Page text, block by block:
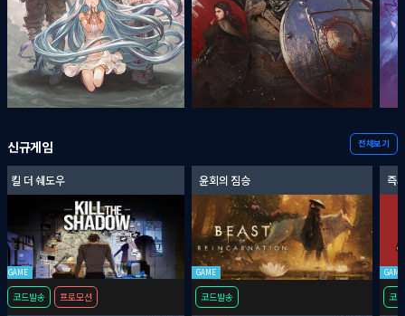
신규게임 전체보기
킬 더 쉐도우
GAME
코드발송 프로모션
윤회의 짐승
GAME
코드발송
즉
GAME
코